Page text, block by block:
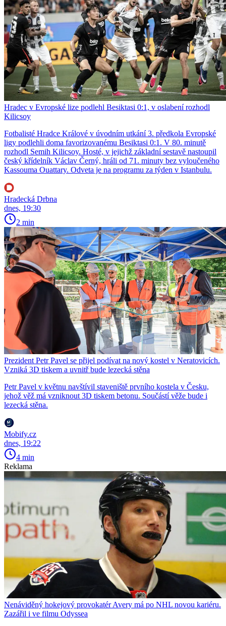
Hradec v Evropské lize podlehl Besiktasi 0:1, v oslabení rozhodl
Kilicsoy
Fotbalisté Hradce Králové v úvodním utkání 3. předkola Evropské
ligy podlehli doma favorizovanému Besiktasi 0:1. V 80. minutě
rozhodl Semih Kilicsoy. Hosté, v jejichž základní sestavě nastoupil
český křídelník Václav Černý, hráli od 71. minuty bez vyloučeného
Kassouma Ouattary. Odveta je na programu za týden v Istanbulu.
Hradecká Drbna
dnes, 19:30
2 min
Prezident Petr Pavel se přijel podívat na nový kostel v Neratovicích.
Vzniká 3D tiskem a uvnitř bude lezecká stěna
Petr Pavel v květnu navštívil staveniště prvního kostela v Česku,
jehož věž má vzniknout 3D tiskem betonu. Součástí věže bude i
lezecká stěna.
Mobify.cz
dnes, 19:22
4 min
Reklama
Nenáviděný hokejový provokatér Avery má po NHL novou kariéru.
Zazářil i ve filmu Odyssea